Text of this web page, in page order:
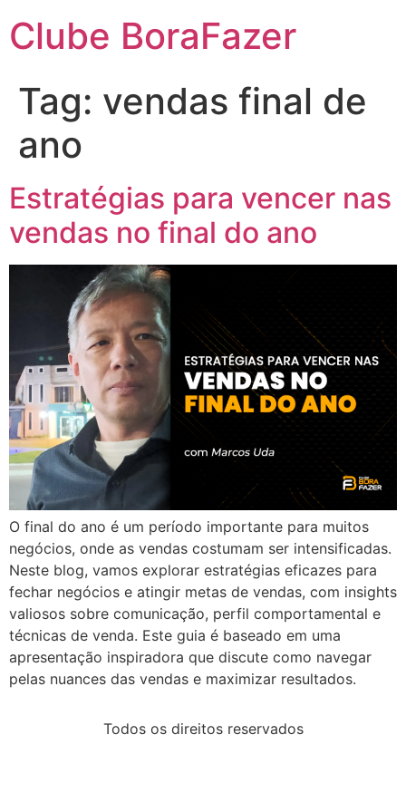
Clube BoraFazer
Tag: vendas final de
ano
Estratégias para vencer nas
vendas no final do ano
O final do ano é um período importante para muitos
negócios, onde as vendas costumam ser intensificadas.
Neste blog, vamos explorar estratégias eficazes para
fechar negócios e atingir metas de vendas, com insights
valiosos sobre comunicação, perfil comportamental e
técnicas de venda. Este guia é baseado em uma
apresentação inspiradora que discute como navegar
pelas nuances das vendas e maximizar resultados.
Todos os direitos reservados